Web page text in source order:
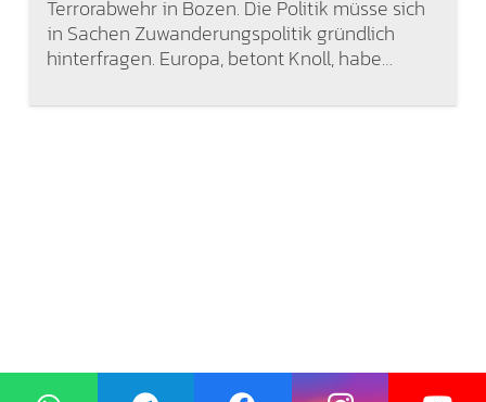
Terrorabwehr in Bozen. Die Politik müsse sich
in Sachen Zuwanderungspolitik gründlich
hinterfragen. Europa, betont Knoll, habe…